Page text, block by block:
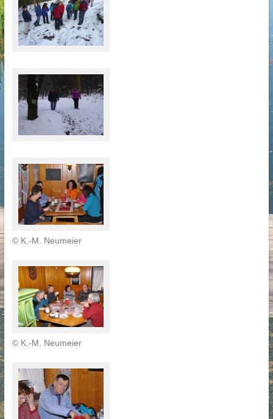
© K.-M. Neumeier
© K.-M. Neumeier